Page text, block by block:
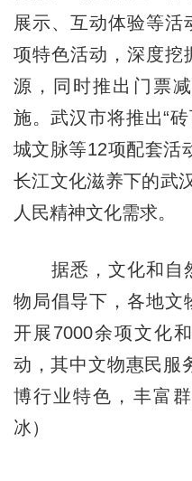
展示、互动体验等活
项特色活动，深度挖
源，同时推出门票
施。武汉市将推出“
城文脉等12项配套
长江文化滋养下的武
人民精神文化需求。
据悉，文化和自
物局倡导下，各地文
开展7000余项文化
动，其中文物惠民服
博行业特色，丰富
冰）